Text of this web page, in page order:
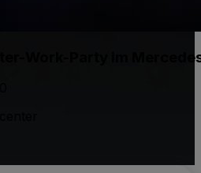
Work-Party im